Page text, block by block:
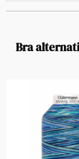
Bra